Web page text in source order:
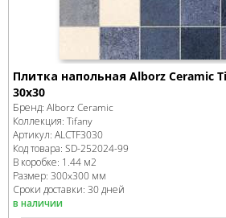
Плитка напольная Alborz Ceramic
30x30
Бренд: Alborz Ceramic
Коллекция: Tifany
Артикул: ALCTF3030
Код товара: SD-252024-99
В коробке: 1.44 м2
Размер: 300x300 мм
Сроки доставки: 30 дней
в наличии